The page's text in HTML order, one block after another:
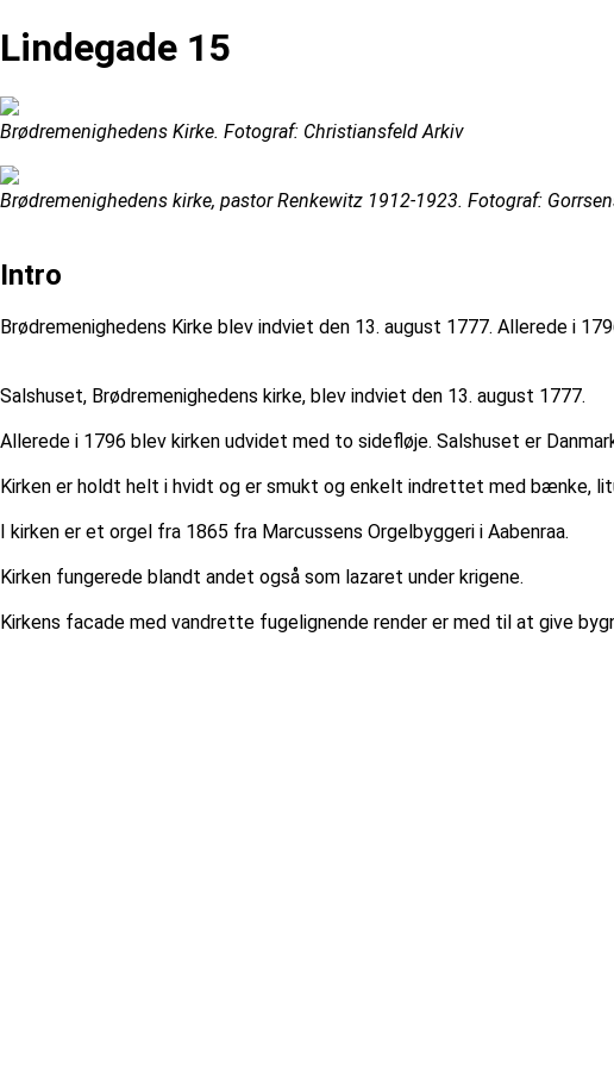
Lindegade 15
Brødremenighedens Kirke. Fotograf: Christiansfeld Arkiv
Brødremenighedens kirke, pastor Renkewitz 1912-1923. Fotograf:
Intro
Brødremenighedens Kirke blev indviet den 13. august 1777. Allerede i
Salshuset, Brødremenighedens kirke, blev indviet den 13. august 1777.
Allerede i 1796 blev kirken udvidet med to sidefløje. Salshuset er
Kirken er holdt helt i hvidt og er smukt og enkelt indrettet med bænke,
I kirken er et orgel fra 1865 fra Marcussens Orgelbyggeri i Aabenraa.
Kirken fungerede blandt andet også som lazaret under krigene.
Kirkens facade med vandrette fugelignende render er med til at give